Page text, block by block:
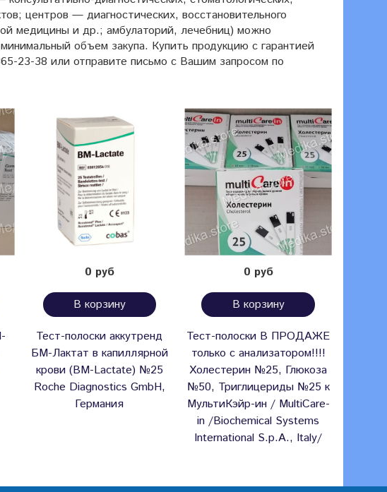
центров — диагностических, восстановительного
медицины и др.; амбулаторий, лечебниц) можно
объем закупа. Купить продукцию с гарантией
23-38 или отправите письмо с Вашим запросом по
0 руб
В корзину
Тест-полоски аккутренд
БМ-Лактат в капиллярной
крови (BM-Lactate) №25
Roche Diagnostics GmbH,
Германия
0 руб
В корзину
Тест-полоски В ПРОДАЖЕ
только с анализатором!!!!
Холестерин №25, Глюкоза
№50, Триглицериды №25 к
МультиКэйр-ин / MultiCare-
in /Biochemical Systems
International S.p.A., Italy/